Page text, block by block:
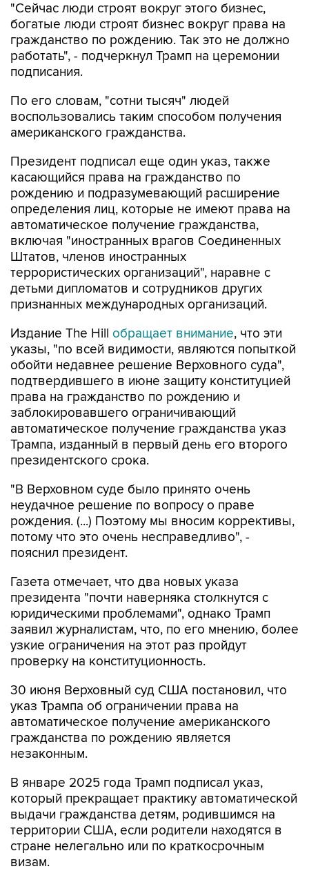
"Сейчас люди строят вокруг этого бизнес,
богатые люди строят бизнес вокруг права на
гражданство по рождению. Так это не должно
работать", - подчеркнул Трамп на церемонии
подписания.
По его словам, "сотни тысяч" людей
воспользовались таким способом получения
американского гражданства.
Президент подписал еще один указ, также
касающийся права на гражданство по
рождению и подразумевающий расширение
определения лиц, которые не имеют права на
автоматическое получение гражданства,
включая "иностранных врагов Соединенных
Штатов, членов иностранных
террористических организаций", наравне с
детьми дипломатов и сотрудников других
признанных международных организаций.
Издание The Hill обращает внимание, что эти
указы, "по всей видимости, являются попыткой
обойти недавнее решение Верховного суда",
подтвердившего в июне защиту конституцией
права на гражданство по рождению и
заблокировавшего ограничивающий
автоматическое получение гражданства указ
Трампа, изданный в первый день его второго
президентского срока.
"В Верховном суде было принято очень
неудачное решение по вопросу о праве
рождения. (...) Поэтому мы вносим коррективы,
потому что это очень несправедливо", -
пояснил президент.
Газета отмечает, что два новых указа
президента "почти наверняка столкнутся с
юридическими проблемами", однако Трамп
заявил журналистам, что, по его мнению, более
узкие ограничения на этот раз пройдут
проверку на конституционность.
30 июня Верховный суд США постановил, что
указ Трампа об ограничении права на
автоматическое получение американского
гражданства по рождению является
незаконным.
В январе 2025 года Трамп подписал указ,
который прекращает практику автоматической
выдачи гражданства детям, родившимся на
территории США, если родители находятся в
стране нелегально или по краткосрочным
визам.